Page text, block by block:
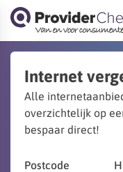
Internet
Alle
overzichtelijk op
bespaar direct!
Postcode